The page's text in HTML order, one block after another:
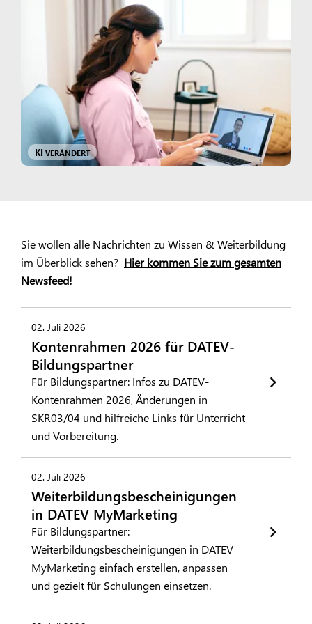
KI VERÄNDERT
Sie wollen alle Nachrichten zu Wissen & Weiterbildung
im Überblick sehen? Hier kommen Sie zum gesamten
Newsfeed!
02. Juli 2026
Kontenrahmen 2026 für DATEV-
Bildungspartner
Für Bildungspartner: Infos zu DATEV-
Kontenrahmen 2026, Änderungen in
SKR03/04 und hilfreiche Links für Unterricht
und Vorbereitung.
02. Juli 2026
Weiterbildungsbescheinigungen
in DATEV MyMarketing
Für Bildungspartner:
Weiterbildungsbescheinigungen in DATEV
MyMarketing einfach erstellen, anpassen
und gezielt für Schulungen einsetzen.